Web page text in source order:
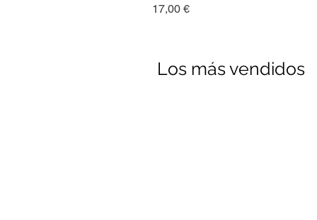
Precio
17,00 €
Los más vendidos